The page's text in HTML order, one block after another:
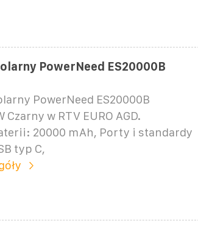
PowerNeed ES20000B
PowerNeed ES20000B
Czarny w RTV EURO AGD.
20000 mAh, Porty i standardy
typ C,